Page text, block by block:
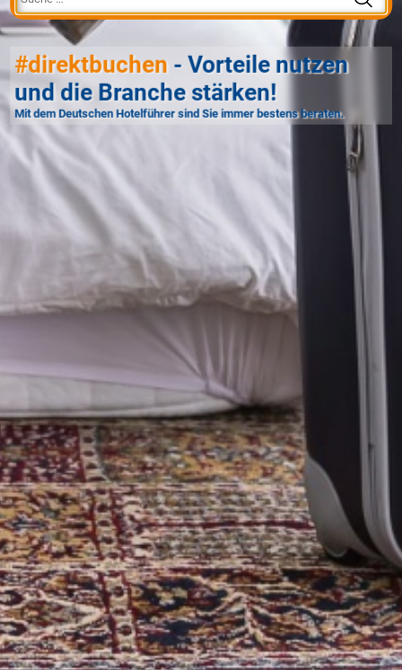
#direktbuchen - Vorteile nutzen
und die Branche stärken!
Mit dem Deutschen Hotelführer sind Sie immer bestens beraten.